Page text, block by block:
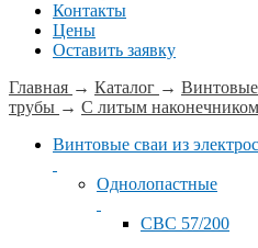
Контакты
Цены
Оставить заявку
Главная → Каталог → Винтовые
трубы → С литым наконечником
Винтовые сваи из
Однолопастные
СВС 57/200